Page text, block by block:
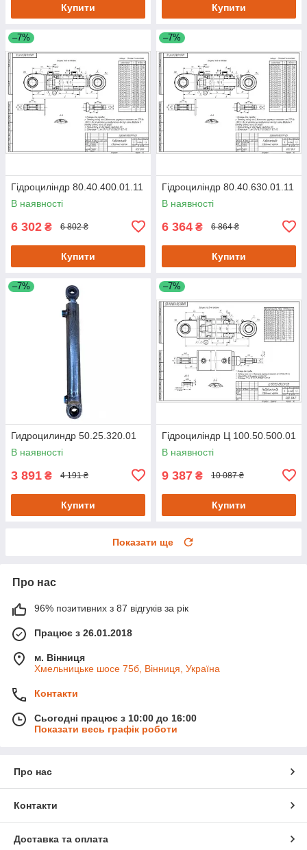
Купити Купити
–7%
Гідроциліндр 80.40.400.01.11
В наявності
6 302 ₴ 6 802 ₴
Купити
–7%
Гідроциліндр 80.40.630.01.11
В наявності
6 364 ₴ 6 864 ₴
Купити
–7%
Гидроцилиндр 50.25.320.01
В наявності
3 891 ₴ 4 191 ₴
Купити
–7%
Гідроциліндр Ц 100.50.500.01
В наявності
9 387 ₴ 10 087 ₴
Купити
Показати ще
Про нас
96% позитивних з 87 відгуків за рік
Працює з 26.01.2018
м. Вінниця
Хмельницьке шосе 75б, Вінниця, Україна
Контакти
Сьогодні працює з 10:00 до 16:00
Показати весь графік роботи
Про нас
Контакти
Доставка та оплата